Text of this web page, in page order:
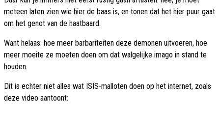
meteen laten zien wie hier de baas is, en tonen dat het hier puur gaat
om het genot van de haatbaard.
Want helaas: hoe meer barbariteiten deze demonen uitvoeren, hoe
meer moeite ze moeten doen om dat walgelijke imago in stand te
houden.
Dit is echter niet alles wat ISIS-malloten doen op het internet, zoals
deze video aantoont: